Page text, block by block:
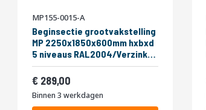
MP155-0015-A
Beginsectie grootvakstelling
MP 2250x1850x600mm hxbxd
5 niveaus RAL2004/Verzinkt
400kg
Vanaf
289,00
Binnen 3 werkdagen